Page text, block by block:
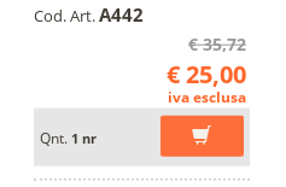
Cod. Art.A442
€ 35,72
€ 25,00
iva esclusa
Qnt. 1 nr